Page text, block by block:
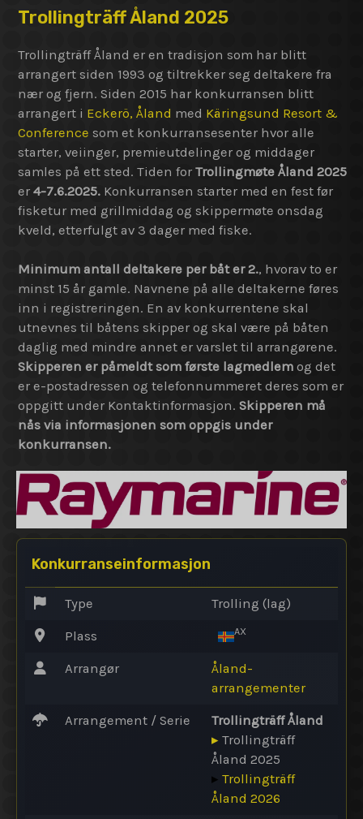
Trollingträff Åland 2025
Trollingträff Åland er en tradisjon som har blitt
arrangert siden 1993 og tiltrekker seg deltakere fra
nær og fjern. Siden 2015 har konkurransen blitt
arrangert i Eckerö, Åland med Käringsund Resort &
Conference som et konkurransesenter hvor alle
starter, veiinger, premieutdelinger og middager
samles på ett sted. Tiden for Trollingmøte Åland 2025
er 4-7.6.2025. Konkurransen starter med en fest før
fisketur med grillmiddag og skippermøte onsdag
kveld, etterfulgt av 3 dager med fiske.
Minimum antall deltakere per båt er 2., hvorav to er
minst 15 år gamle. Navnene på alle deltakerne føres
inn i registreringen. En av konkurrentene skal
utnevnes til båtens skipper og skal være på båten
daglig med mindre annet er varslet til arrangørene.
Skipperen er påmeldt som første lagmedlem og det
er e-postadressen og telefonnummeret deres som er
oppgitt under Kontaktinformasjon. Skipperen må
nås via informasjonen som oppgis under
konkurransen.
Konkurranseinformasjon
Type Trolling (lag)
Plass AX
Arrangør
Åland-
arrangementer
Arrangement / Serie
Trollingträff Åland
▸ Trollingträff
Åland 2025
▸ Trollingträff
Åland 2026